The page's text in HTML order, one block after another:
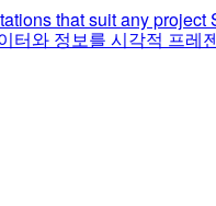
that suit any project
터와 정보를 시각적 프레